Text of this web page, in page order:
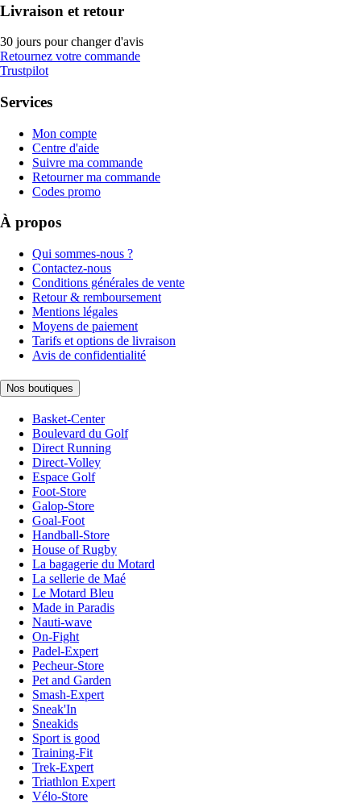
Livraison et retour
30 jours pour changer d'avis
Retournez votre commande
Trustpilot
Services
Mon compte
Centre d'aide
Suivre ma commande
Retourner ma commande
Codes promo
À propos
Qui sommes-nous ?
Contactez-nous
Conditions générales de vente
Retour & remboursement
Mentions légales
Moyens de paiement
Tarifs et options de livraison
Avis de confidentialité
Nos boutiques
Basket-Center
Boulevard du Golf
Direct Running
Direct-Volley
Espace Golf
Foot-Store
Galop-Store
Goal-Foot
Handball-Store
House of Rugby
La bagagerie du Motard
La sellerie de Maé
Le Motard Bleu
Made in Paradis
Nauti-wave
On-Fight
Padel-Expert
Pecheur-Store
Pet and Garden
Smash-Expert
Sneak'In
Sneakids
Sport is good
Training-Fit
Trek-Expert
Triathlon Expert
Vélo-Store